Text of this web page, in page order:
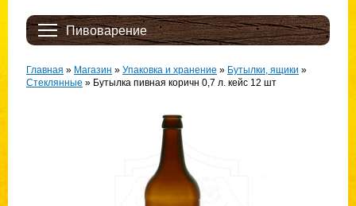
Пивоварение
Главная » Магазин » Упаковка и хранение » Бутылки, ящики »
Стеклянные » Бутылка пивная коричн 0,7 л. кейс 12 шт